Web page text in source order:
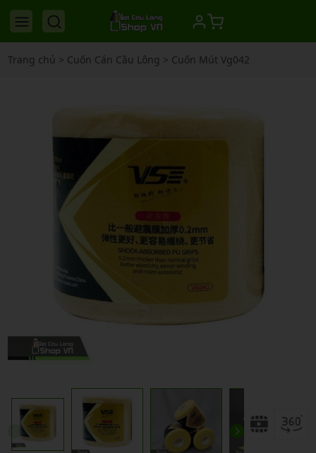
Trang chủ > Cuốn Cán Cầu Lông > Cuốn Mút Vg042